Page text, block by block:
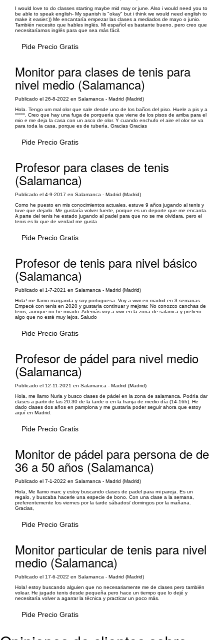
I would love to do classes starting maybe mid may or june. Also i would need you to
be able to speak english- My spanish is "okay" but i think we would need english to
make it easier:)) Me encantaría empezar las clases a mediados de mayo o junio.
También necesito que hables inglés. Mi español es bastante bueno, pero creo que
necesitaríamos inglés para que sea más fácil.
Pide Precio Gratis
Monitor para clases de tenis para
nivel medio (Salamanca)
Publicado el 26-8-2022 en Salamanca - Madrid (Madrid)
Hola. Tengo um mal olor que sale desde uno de los baños del piso. Huele a pis y a
*****. Creo que hay una fuga de porquería que viene de los pisos de arriba para el
mio e me deja la casa con un asco de olor. Y cuando enchufo el aire el olor se va
para toda la casa, porque es de tubería. Gracias Gracias
Pide Precio Gratis
Profesor para clases de tenis
(Salamanca)
Publicado el 4-9-2017 en Salamanca - Madrid (Madrid)
Como he puesto en mis conocimientos actuales, estuve 9 años jugando al tenis y
tuve que dejarlo. Me gustaría volver fuerte, porque es un deporte que me encanta.
A parte del tenis he estado jugando al padel para que no se me olvidara, pero el
tenis es lo que de verdad me gusta
Pide Precio Gratis
Profesor de tenis para nivel básico
(Salamanca)
Publicado el 1-7-2021 en Salamanca - Madrid (Madrid)
Hola! me llamo margarida y soy portuguesa. Voy a vivir en madrid en 3 semanas.
Empecé con tenis en 2020 y gustaría continuar y mejorar. No conozco canchas de
tenis, aunque no he mirado. Además voy a vivir en la zona de salamca y prefiero
algo que no esté muy lejos. Saludo
Pide Precio Gratis
Profesor de pádel para nivel medio
(Salamanca)
Publicado el 12-11-2021 en Salamanca - Madrid (Madrid)
Hola, me llamo Nuria y busco clases de pádel en la zona de salamanca. Podría dar
clases a partir de las 20.30 de la tarde o en la franja de medio día (14-16h). He
dado clases dos años en pamplona y me gustaría poder seguir ahora que estoy
aquí en Madrid.
Pide Precio Gratis
Monitor de pádel para persona de de
36 a 50 años (Salamanca)
Publicado el 7-1-2022 en Salamanca - Madrid (Madrid)
Hola, Me llamo marc y estoy buscando clases de padel para mi pareja. Es un
regalo, y buscaba hacerle una especie de bono. Con una clase a la semana,
preferentemente los viernes por la tarde sábados/ domingos por la mañana.
Gracias,
Pide Precio Gratis
Monitor particular de tenis para nivel
medio (Salamanca)
Publicado el 17-6-2022 en Salamanca - Madrid (Madrid)
Hola! estoy buscando alguien que no necesariamente me de clases pero también
volear. He jugado tenis desde pequeña pero hace un tiempo que lo dejé y
necesitaría volver a agarrar la técnica y practicar un poco más.
Pide Precio Gratis